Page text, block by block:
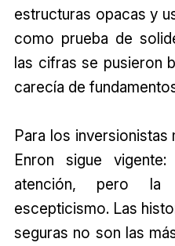
estructuras opacas y
como prueba de
las cifras se pusieron
carecía de
Para los
Enron sigue
atención, pero la
escepticismo. Las
seguras no son las